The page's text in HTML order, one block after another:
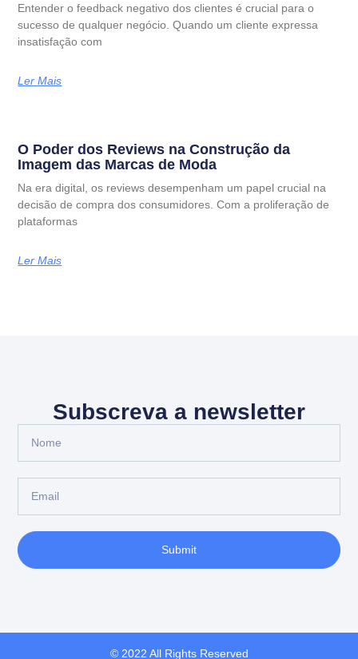
Entender o feedback negativo dos clientes é crucial para o
sucesso de qualquer negócio. Quando um cliente expressa
insatisfação com
Ler Mais
O Poder dos Reviews na Construção da
Imagem das Marcas de Moda
Na era digital, os reviews desempenham um papel crucial na
decisão de compra dos consumidores. Com a proliferação de
plataformas
Ler Mais
Subscreva a newsletter
Submit
© 2022 All Rights Reserved